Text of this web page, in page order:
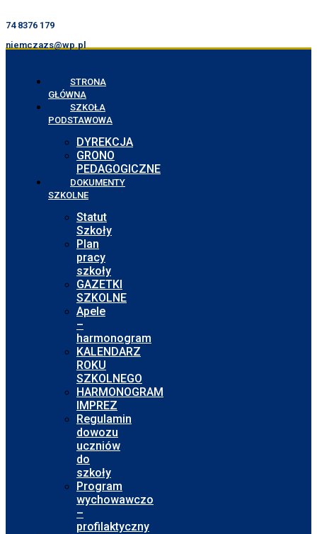
74 8376 179
niemczazs@wp.pl
STRONA
GŁÓWNA
SZKOŁA
PODSTAWOWA
DYREKCJA
GRONO
PEDAGOGICZNE
DOKUMENTY
SZKOLNE
Statut
Szkoły
Plan
pracy
szkoły
GAZETKI
SZKOLNE
Apele
–
harmonogram
KALENDARZ
ROKU
SZKOLNEGO
HARMONOGRAM
IMPREZ
Regulamin
dowozu
uczniów
do
szkoły
Program
wychowawczo
–
profilaktyczny